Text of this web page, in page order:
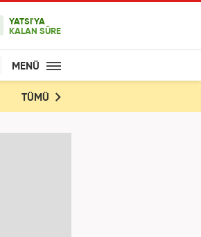
YATSI'YA
KALAN SÜRE
MENÜ
TÜMÜ